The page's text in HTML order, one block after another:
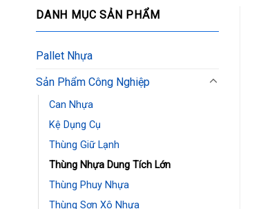
DANH MỤC SẢN PHẨM
Pallet Nhựa
Sản Phẩm Công Nghiệp
Can Nhựa
Kệ Dụng Cụ
Thùng Giữ Lạnh
Thùng Nhựa Dung Tích Lớn
Thùng Phuy Nhựa
Thùng Sơn Xô Nhựa